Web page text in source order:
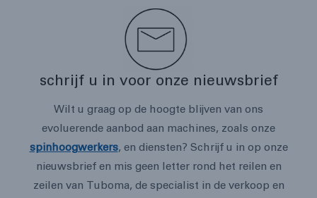
schrijf u in voor onze nieuwsbrief
Wilt u graag op de hoogte blijven van ons
evoluerende aanbod aan machines, zoals onze
spinhoogwerkers, en diensten? Schrijf u in op onze
nieuwsbrief en mis geen letter rond het reilen en
zeilen van Tuboma, de specialist in de verkoop en